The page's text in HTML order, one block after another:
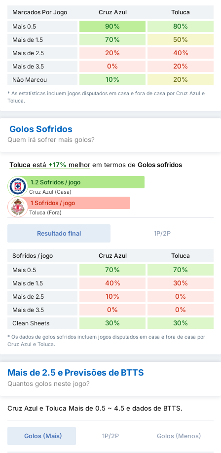
Marcados Por Jogo Cruz Azul
Toluca
Mais 0.5
90% 80%
Mais de 1.5 70% 50%
Mais de 2.5 20% 40%
Mais de 3.5 0% 20%
Não Marcou 10% 20%
* As estatísticas incluem jogos disputados em casa e fora de casa por Cruz Azul e
Toluca.
Golos Sofridos
Quem irá sofrer mais golos?
Toluca está +17% melhor em termos de Golos sofridos
1.2 Sofridos / jogo
Cruz Azul (Casa)
1 Sofridos / jogo
Toluca (Fora)
Resultado final 1P/2P
Sofridos / jogo Cruz Azul
Toluca
Mais 0.5
70% 70%
Mais de 1.5 40% 30%
Mais de 2.5 10% 0%
Mais de 3.5 0% 0%
Clean Sheets 30% 30%
* Os dados de golos sofridos incluem jogos disputados em casa e fora de casa por
Cruz Azul e Toluca.
Mais de 2.5 e Previsões de BTTS
Quantos golos neste jogo?
Cruz Azul e Toluca Mais de 0.5 ~ 4.5 e dados de BTTS.
Golos (Mais) 1P/2P Golos (Menos)